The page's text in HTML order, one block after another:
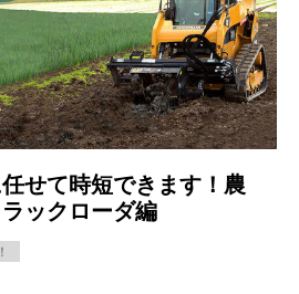
せて時短できます！農
ックローダ編